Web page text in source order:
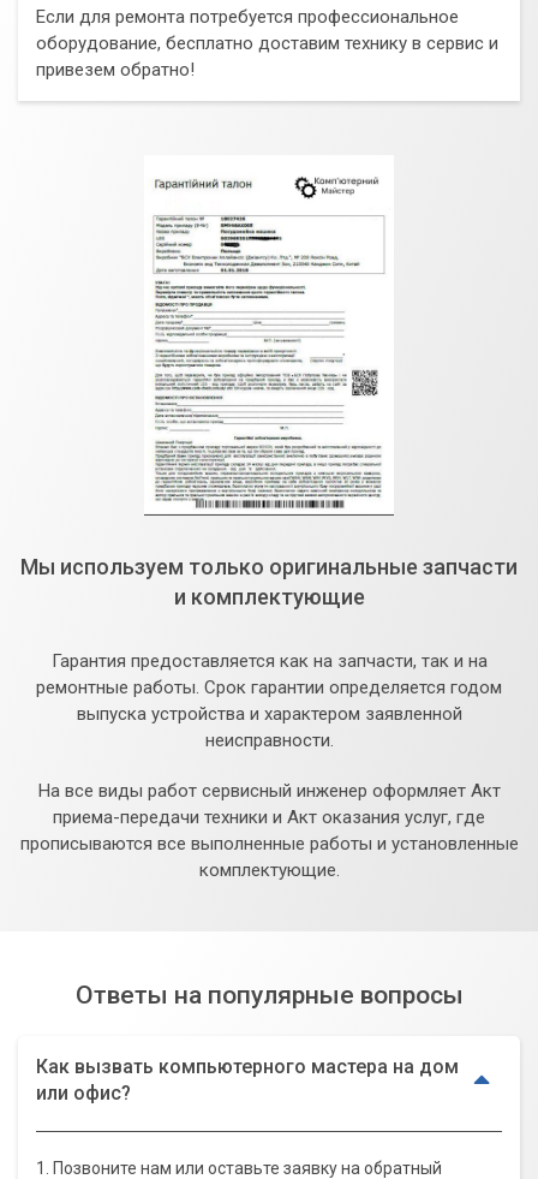
Если для ремонта потребуется профессиональное
оборудование, бесплатно доставим технику в сервис и
привезем обратно!
Мы используем только оригинальные запчасти
и комплектующие
Гарантия предоставляется как на запчасти, так и на
ремонтные работы. Срок гарантии определяется годом
выпуска устройства и характером заявленной
неисправности.
На все виды работ сервисный инженер оформляет Акт
приема-передачи техники и Акт оказания услуг, где
прописываются все выполненные работы и установленные
комплектующие.
Ответы на популярные вопросы
Как вызвать компьютерного мастера на дом
или офис?
1. Позвоните нам или оставьте заявку на обратный